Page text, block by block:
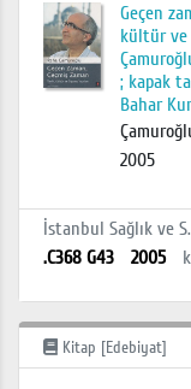
Geçen
kültür ve
; kapak
Bahar
2005
İstanbul
.C368 G43
2005
Kitap [Edebiyat]